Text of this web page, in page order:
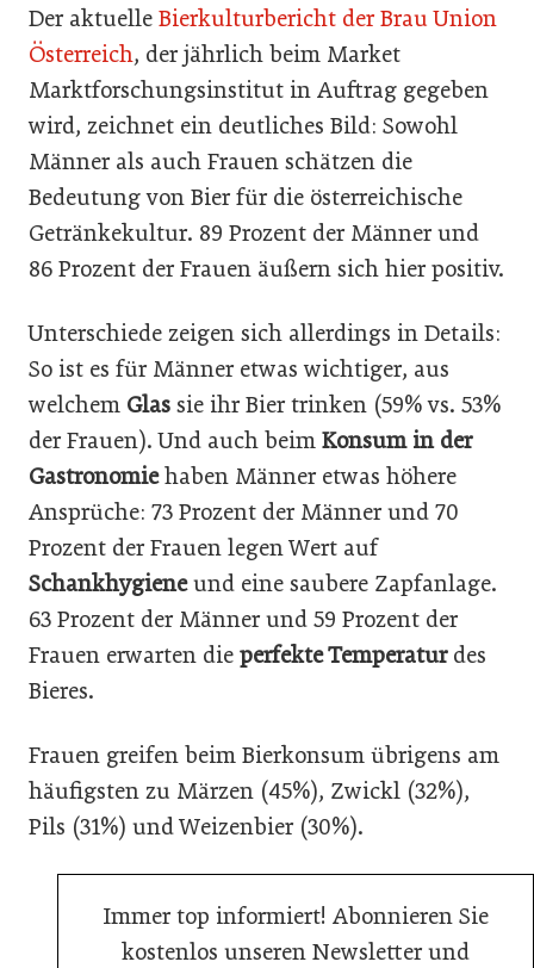
Der aktuelle Bierkulturbericht der Brau Union
Österreich, der jährlich beim Market
Marktforschungsinstitut in Auftrag gegeben
wird, zeichnet ein deutliches Bild: Sowohl
Männer als auch Frauen schätzen die
Bedeutung von Bier für die österreichische
Getränkekultur. 89 Prozent der Männer und
86 Prozent der Frauen äußern sich hier positiv.
Unterschiede zeigen sich allerdings in Details:
So ist es für Männer etwas wichtiger, aus
welchem Glas sie ihr Bier trinken (59% vs. 53%
der Frauen). Und auch beim Konsum in der
Gastronomiehaben Männer etwas höhere
Ansprüche: 73 Prozent der Männer und 70
Prozent der Frauen legen Wert auf
Schankhygieneund eine saubere Zapfanlage.
63 Prozent der Männer und 59 Prozent der
Frauen erwarten die perfekte Temperatur des
Bieres.
Frauen greifen beim Bierkonsum übrigens am
häufigsten zu Märzen (45%), Zwickl (32%),
Pils (31%) und Weizenbier (30%).
Immer top informiert! Abonnieren Sie
kostenlos unseren Newsletter und